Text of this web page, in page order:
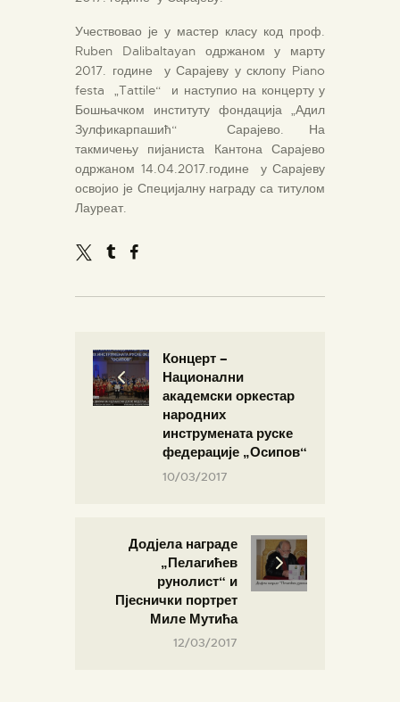
Учествовао је у мастер класу код проф.
Ruben Dalibaltayan одржаном у марту
2017. године у Сарајеву у склопу Piano
festa „Tattile“ и наступио на концерту у
Бошњачком институту фондација „Адил
Зулфикарпашић“ Сарајево. На
такмичењу пијаниста Кантона Сарајево
одржаном 14.04.2017.године у Сарајеву
освојио је Специјалну награду са титулом
Лауреат.
Концерт –
Национални
академски оркестар
народних
инструмената руске
федерације „Осипов“
10/03/2017
Додјела награде
„Пелагићев
рунолист“ и
Пјеснички портрет
Миле Мутића
12/03/2017